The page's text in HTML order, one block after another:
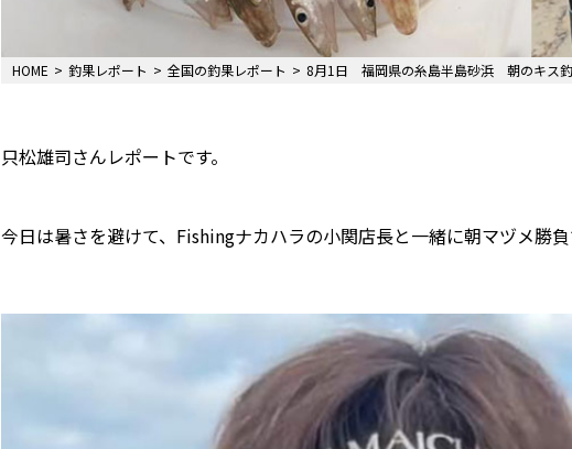
HOME 釣果レポート 全国の釣果レポート 8月1日 福岡県の糸島半島砂浜 朝のキス
只松雄司さんレポートです。
今日は暑さを避けて、Fishingナカハラの小関店長と一緒に朝マヅメ勝